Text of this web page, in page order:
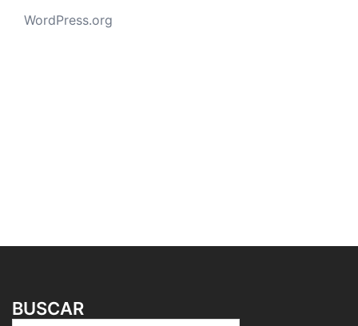
WordPress.org
BUSCAR